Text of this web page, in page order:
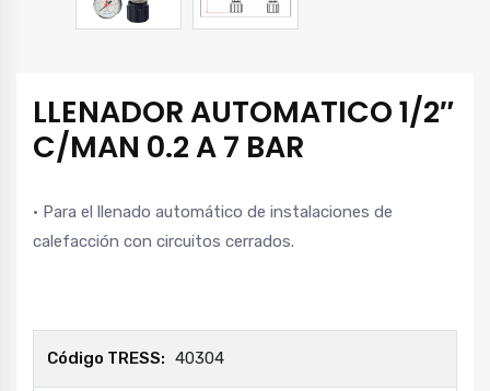
LLENADOR AUTOMATICO 1/2″
C/MAN 0.2 A 7 BAR
• Para el llenado automático de instalaciones de
calefacción con circuitos cerrados.
Código TRESS: 40304